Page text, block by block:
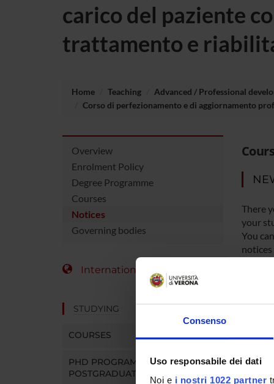
Consenso
Uso responsabile dei dati
Noi e i nostri 1022 partner
carico del paziente
trattamento e
Home Teaching
Advanced / Professional
Corso di perfezionamento e di aggiornamento
Overview
Enrolment Policy
Degree Programme
Courses
Notices
Governing bodies
International Students
STUDYING
COURSES
PHD PROGRAMMES AND
POSTGRADUATE TRAINING
There
your
You